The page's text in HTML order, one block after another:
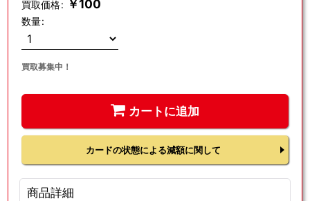
買取価格: ￥100
数量:
買取募集中！
カートに追加
カードの状態による減額に関して
商品詳細